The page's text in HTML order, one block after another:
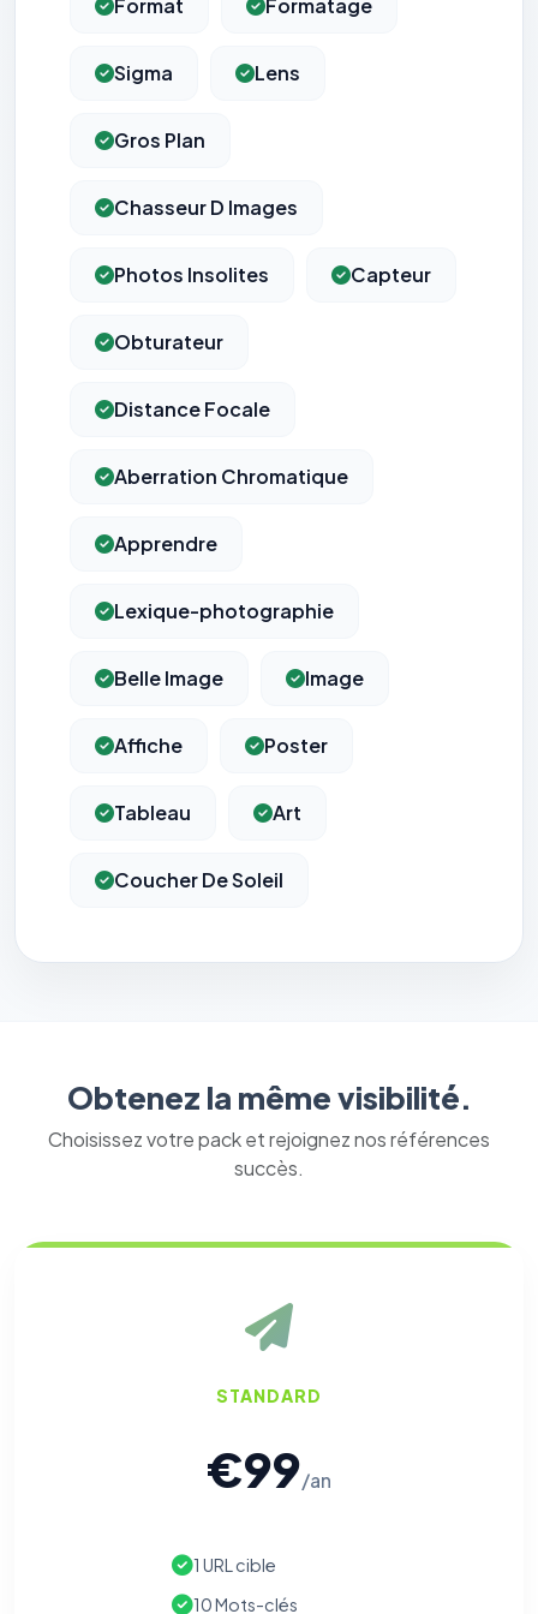
Format Formatage
Sigma Lens
Gros Plan
Chasseur D Images
Photos Insolites Capteur
Obturateur
Distance Focale
Aberration Chromatique
Apprendre
Lexique-photographie
Belle Image Image
Affiche Poster
Tableau Art
Coucher De Soleil
Obtenez la même visibilité.
Choisissez votre pack et rejoignez nos références
succès.
STANDARD
€99/an
1 URL cible
10 Mots-clés
Cookies essentiels TOUJOURS ACTIF
Nécessaires au fonctionnement du site : session, sécurité,
mémorisation de vos choix de consentement. Ils ne